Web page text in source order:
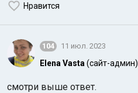
Нравится
104 11 июл. 2023
Elena Vasta (сайт-админ)
смотри выше ответ.